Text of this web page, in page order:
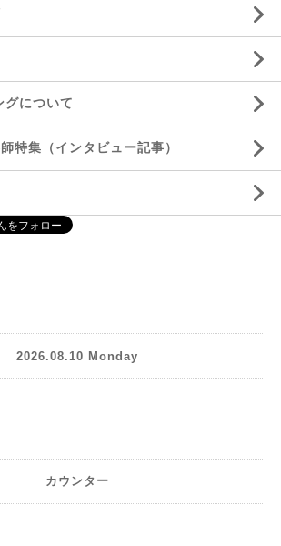
グについて
特集（インタビュー記事）
2026.08.10 Monday
カウンター